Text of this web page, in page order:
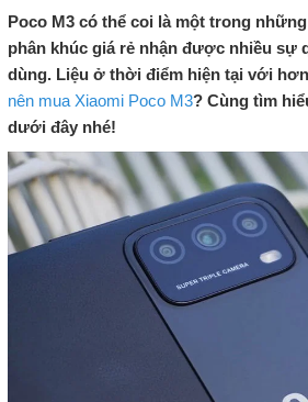
Poco M3 có thể coi là một trong
phân khúc giá rẻ nhận được nhiều sự
dùng. Liệu ở thời điểm hiện tại với
nên mua Xiaomi Poco M3? Cùng tìm
dưới đây nhé!